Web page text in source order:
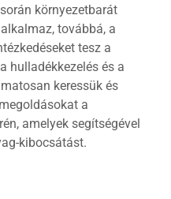
környezetbarát
továbbá, a
tesz a
hulladékkezelés és a
keressük és
a
amelyek segítségével
kibocsátást.